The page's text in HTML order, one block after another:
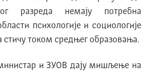
разреда немају потребна
психологије и социологије
стичу током средњег образовања.
и ЗУОВ дају мишљење на